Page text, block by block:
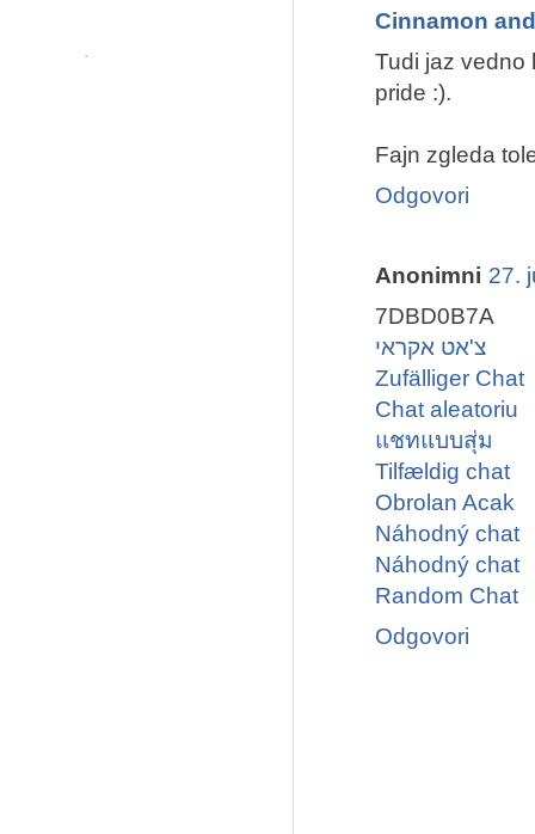
Cinnamon
Tudi jaz vedno
pride :).
Fajn zgleda
Odgovori
Anonimni 27.
7DBD0B7A
צ'אט אקראי
Zufälliger Chat
Chat aleatoriu
แชทแบบสุ่ม
Tilfældig chat
Obrolan Acak
Náhodný chat
Náhodný chat
Random Chat
Odgovori